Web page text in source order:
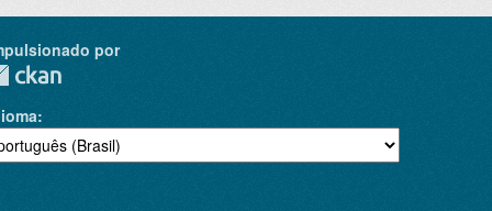
por